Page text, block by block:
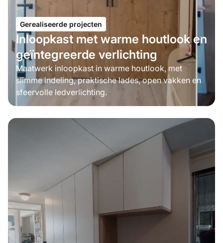
Gerealiseerde projecten
Inloopkast met warme houtlook en
geïntegreerde verlichting
Maatwerk inloopkast in warme houtlook, met
slimme indeling, praktische lades, open vakken en
sfeervolle ledverlichting.